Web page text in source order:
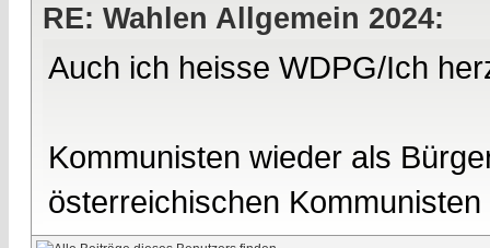
RE: Wahlen Allgemein 2024:
Auch ich heisse WDPG/Ich
Kommunisten wieder als
österreichischen